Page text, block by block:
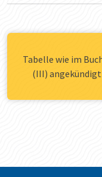
Tabelle wie im
(III) angekündigt